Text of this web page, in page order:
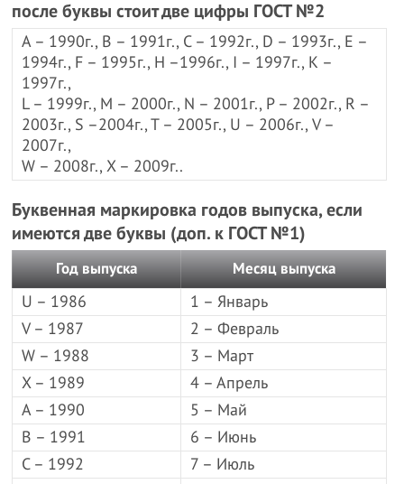
после буквы стоит две цифры ГОСТ №2
А – 1990г., B – 1991г., С – 1992г., D – 1993г., Е –
1994г., F – 1995г., Н –1996г., I – 1997г., К –
1997г.,
L – 1999г., М – 2000г., N – 2001г., Р – 2002г., R –
2003г., S –2004г., Т – 2005г., U – 2006г., V –
2007г.,
W – 2008г., X – 2009г..
Буквенная маркировка годов выпуска, если
имеются две буквы (доп. к ГОСТ №1)
Год выпуска Месяц выпуска
U – 1986
1 – Январь
V – 1987
2 – Февраль
W – 1988
3 – Март
X – 1989
4 – Апрель
A – 1990
5 – Май
B – 1991
6 – Июнь
C – 1992
7 – Июль